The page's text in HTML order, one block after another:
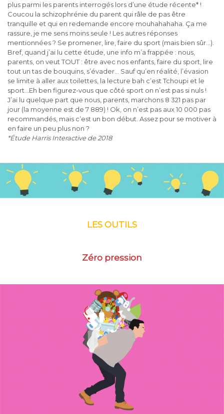
plus parmi les parents interrogés lors d’une étude récente* !
Coucou la schizophrénie du parent qui râle de pas être
tranquille et qui en redemande encore mouhahahaha. Ça me
rassure, je me sens moins seule ! Les autres réponses
mentionnées ? Se promener, lire, faire du sport (mais bien sûr…).
Bref, quand j’ai lu cette étude, une info m’a frappée : nous,
parents, on veut TOUT : être avec nos enfants, faire du sport, lire
tout un tas de bouquins, s’évader… Sauf qu’en réalité, l’évasion
se limite à aller aux toilettes, la lecture bah c’est Tchoupi et le
sport…Eh ben figurez-vous que côté sport on n’est pas si nuls !
J’ai lu quelque part que nous, parents, marchons 8 321 pas par
jour (la moyenne est de 7 889) ! Ok, on n’est pas aux 10 000 pas
recommandés, mais c’est un bon début. Assez pour se motiver à
en faire un peu plus non ?
*Étude Harris Interactive de 2018
LES OUTILS
Zéro pression